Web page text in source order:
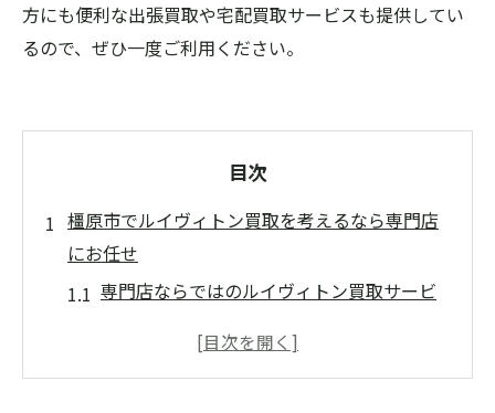
方にも便利な出張買取や宅配買取サービスも提供してい
るので、ぜひ一度ご利用ください。
目次
橿原市でルイヴィトン買取を考えるなら専門店
にお任せ
専門店ならではのルイヴィトン買取サービ
橿原市で安心のルイヴィトン買取体験